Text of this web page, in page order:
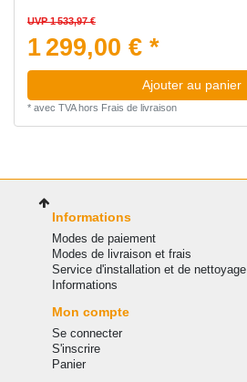
UVP 1 533,97 €
1 299,00 € *
Ajouter au panier
* avec TVAhors Frais de livraison
Informations
Modes de paiement
Modes de livraison et frais
Service d'installation et de nettoyage
Informations
Mon compte
Se connecter
S'inscrire
Panier